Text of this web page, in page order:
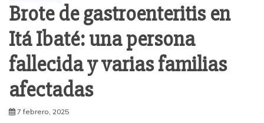
Brote de gastroenteritis en
Itá Ibaté: una persona
fallecida y varias familias
afectadas
7 febrero, 2025